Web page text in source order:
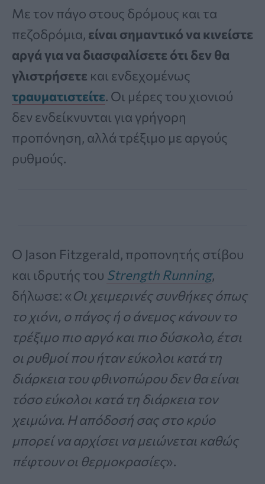
Με τον πάγο στους δρόμους και τα
πεζοδρόμια, είναι σημαντικό να κινείστε
αργά για να διασφαλίσετε ότι δεν θα
γλιστρήσετε και ενδεχομένως
τραυματιστείτε. Οι μέρες του χιονιού
δεν ενδείκνυνται για γρήγορη
προπόνηση, αλλά τρέξιμο με αργούς
ρυθμούς.
Ο Jason Fitzgerald, προπονητής στίβου
και ιδρυτής του Strength Running,
δήλωσε: «Οι χειμερινές συνθήκες όπως
το χιόνι, ο πάγος ή ο άνεμος κάνουν το
τρέξιμο πιο αργό και πιο δύσκολο, έτσι
οι ρυθμοί που ήταν εύκολοι κατά τη
διάρκεια του φθινοπώρου δεν θα είναι
τόσο εύκολοι κατά τη διάρκεια τον
χειμώνα. Η απόδοσή σας στο κρύο
μπορεί να αρχίσει να μειώνεται καθώς
πέφτουν οι θερμοκρασίες».